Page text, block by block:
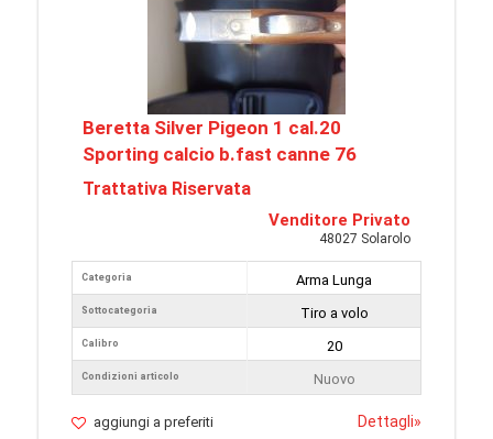
Beretta Silver Pigeon 1 cal.20
Sporting calcio b.fast canne 76
Trattativa Riservata
Venditore Privato
48027 Solarolo
Categoria
Sottocategoria
Calibro
Condizioni articolo
Arma Lunga
Tiro a volo
20
Nuovo
aggiungi a preferiti Dettagli»